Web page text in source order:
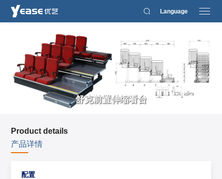
Language
舒克前置伸缩看台
Product details
产品详情
配置